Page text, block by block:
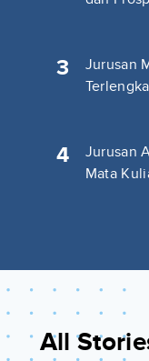
3
Jurusan
4
Jurusan
Mata
All